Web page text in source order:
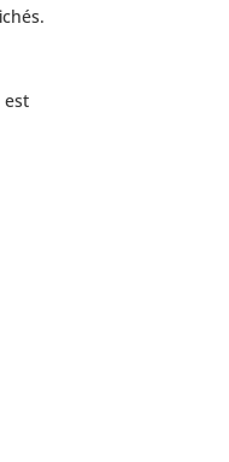
est